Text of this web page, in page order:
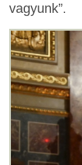
vagyunk”.